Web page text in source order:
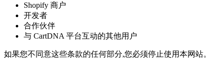
Shopify 商户
开发者
合作伙伴
与 CartDNA 平台互动的其他用户
如果您不同意这些条款的任何部分,您必须停止使用本网站。